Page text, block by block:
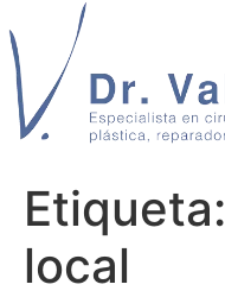
Etiqueta:
local